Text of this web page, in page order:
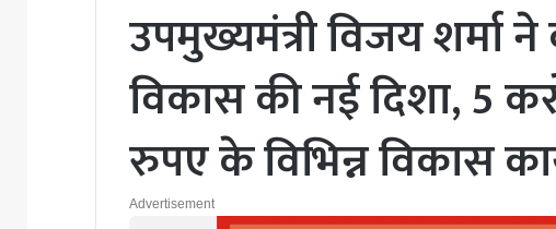
उपमुख्यमंत्री विजय शर्मा
विकास की नई दिशा, 5
रुपए के विभिन्न विकास
Advertisement